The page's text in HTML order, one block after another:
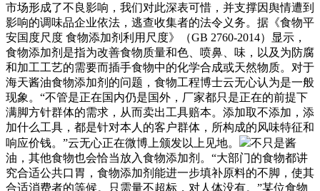
市场形成了不良影响，我们对此深表可惜，并支撑因舆情遭到
影响的调味品企业依法，逃查收集者的法令义务。据《食物平
安国度尺度 食物添加剂利用尺度》（GB 2760-2014）显示，
食物添加剂是指为改善食物质量和色、喷鼻、味，以及为防腐
和加工工艺的需要而插手食物中的化学合成或天然物质。对于
海天酱油食物添加剂的问题，食物工程博士云无心认为是一般
现象。“不管是正在国内仍是国外，厂家都只是正在的前提下
满脚方针群体的需求，从而卖出工具赔本。添加取不添加，添
加什么工具，都是针对本人的客户群体，所构成的风味特征和
响应价钱。”云无心正在微博上颁发以上见地。
不只是酱
油，其他食物也会恰当放入食物添加剂。“大部门的食物都讲
究合适公共口胃，食物添加剂能进一步填补原料的不脚，使其
合适消费者的等候。只需量不超标，对人体没有。”某位食物